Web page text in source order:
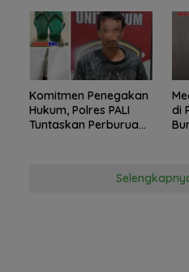
Komitmen Penegakan
Hukum, Polres PALI
Tuntaskan Perburuan
di